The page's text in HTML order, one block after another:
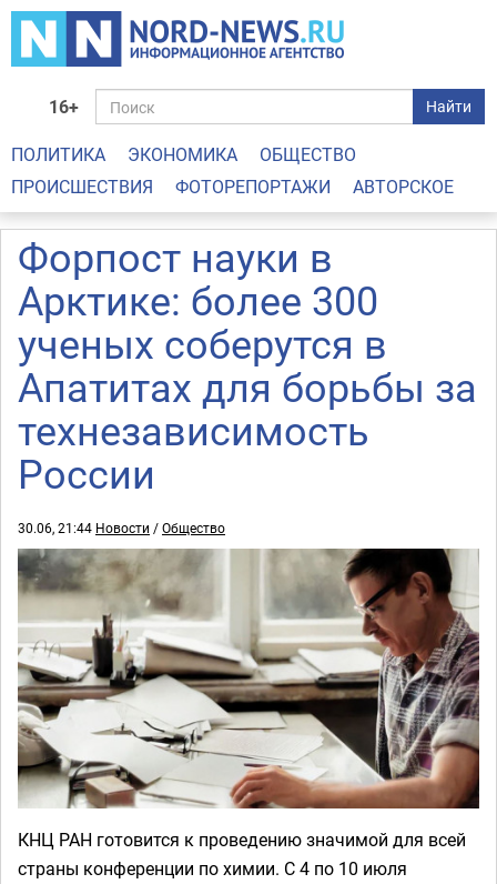
16+ Найти
ПОЛИТИКА ЭКОНОМИКА
ОБЩЕСТВО
ПРОИСШЕСТВИЯ
ФОТОРЕПОРТАЖИ АВТОРСКОЕ
Форпост науки в
Арктике: более 300
ученых соберутся в
Апатитах для борьбы за
технезависимость
России
30.06, 21:44 Новости /Общество
КНЦ РАН готовится к проведению значимой для всей
страны конференции по химии. С 4 по 10 июля